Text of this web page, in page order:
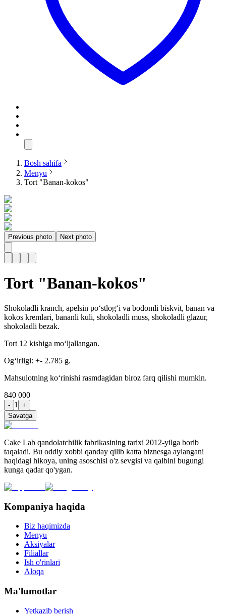
Bosh sahifa
Menyu
Tort "Banan-kokos"
Previous photo Next photo
Tort "Banan-kokos"
Shokoladli kranch, apelsin po‘stlog‘i va bodomli biskvit, banan va
kokos kremlari, bananli kuli, shokoladli muss, shokoladli glazur,
shokoladli bezak.
Tort 12 kishiga mo‘ljallangan.
Og‘irligi: +- 2.785 g.
Mahsulotning ko‘rinishi rasmdagidan biroz farq qilishi mumkin.
840 000
- 1
+
Savatga
Cake Lab qandolatchilik fabrikasining tarixi 2012-yilga borib
taqaladi. Bu oddiy xobbi qanday qilib katta biznesga aylangani
haqidagi hikoya, uning asoschisi o'z sevgisi va qalbini bugungi
kunga qadar qo'ygan.
Kompaniya haqida
Biz haqimizda
Menyu
Aksiyalar
Filiallar
Ish o'rinlari
Aloqa
Ma'lumotlar
Yetkazib berish